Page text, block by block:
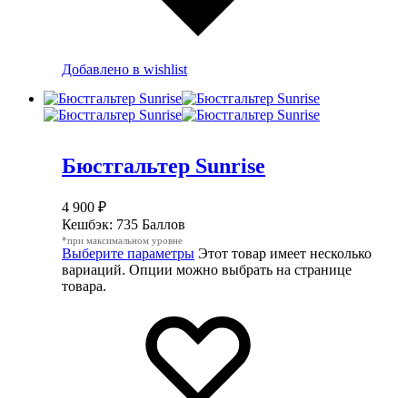
Добавлено в wishlist
Бюстгальтер Sunrise
4 900 ₽
Кешбэк: 735 Баллов
*при максимальном уровне
Выберите параметры Этот товар имеет несколько
вариаций. Опции можно выбрать на странице
товара.